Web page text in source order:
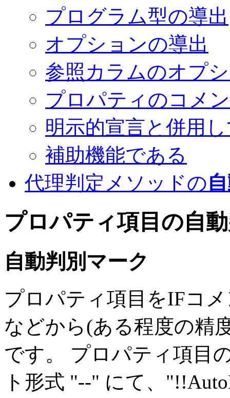
プログラム型の導出
オプションの導出
参照カラムのオプ
プロパティのコメ
明示的宣言と併用
補助機能である
代理判定メソッドの
プロパティ項目の自動
自動判別マーク
プロパティ項目をIFコ
などから(ある程度の精
です。 プロパティ項目
ト形式 "--" にて、